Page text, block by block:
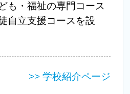
も・福祉の専門コース
自立支援コースを設
>> 学校紹介ページ